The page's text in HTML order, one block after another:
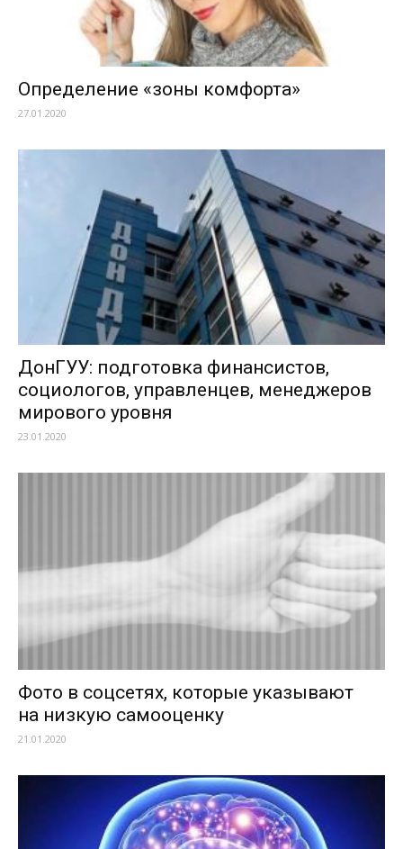
Определение «зоны комфорта»
27.01.2020
ДонГУУ: подготовка финансистов,
социологов, управленцев, менеджеров
мирового уровня
23.01.2020
Фото в соцсетях, которые указывают
на низкую самооценку
21.01.2020